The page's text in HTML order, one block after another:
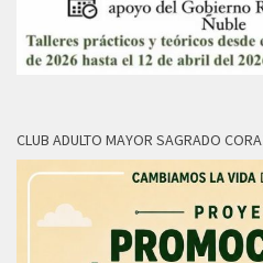
CLUB ADULTO MAYOR SAGRADO